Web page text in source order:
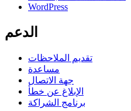
WordPress
الدعم
تقديم الملاحظات
مساعدة
جهة الاتصال
الإبلاغ عن خطأ
برنامج الشراكة